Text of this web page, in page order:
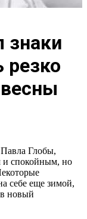
знаки
резко
Павла Глобы,
и спокойным, но
себе еще зимой,
в новый